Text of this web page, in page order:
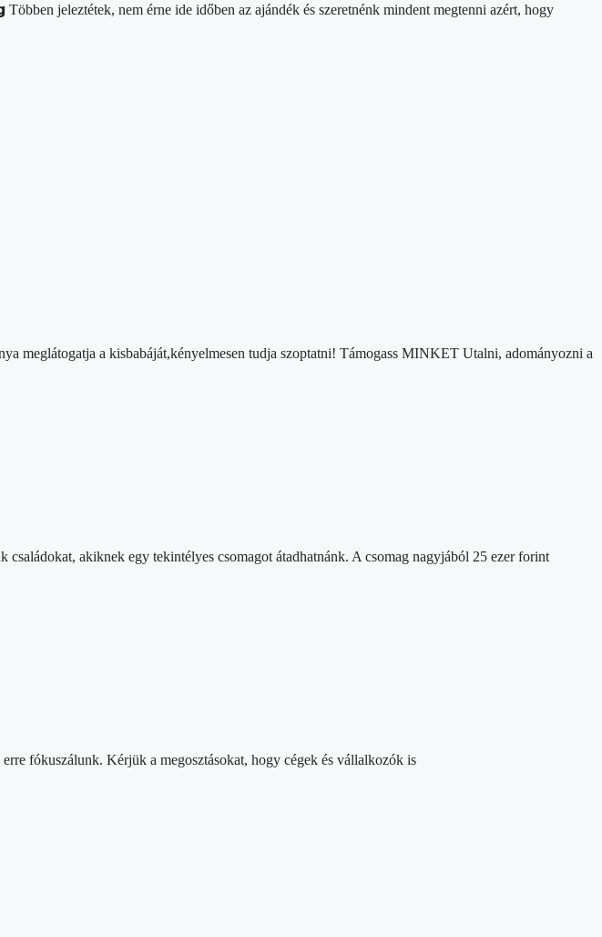
nem érne ide időben az ajándék és szeretnénk mindent megtenni azért, hogy
meglátogatja a kisbabáját,kényelmesen tudja szoptatni! Támogass MINKET Utalni, adományozni a
akiknek egy tekintélyes csomagot átadhatnánk. A csomag nagyjából 25 ezer forint
fókuszálunk. Kérjük a megosztásokat, hogy cégek és vállalkozók is